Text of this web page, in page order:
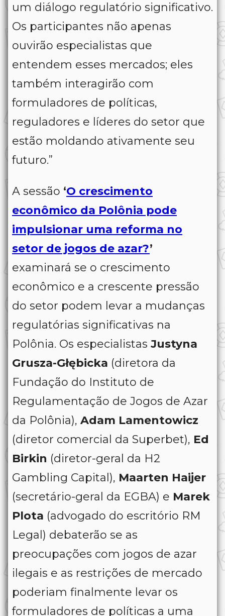
um diálogo regulatório significativo.
Os participantes não apenas
ouvirão especialistas que
entendem esses mercados; eles
também interagirão com
formuladores de políticas,
reguladores e líderes do setor que
estão moldando ativamente seu
futuro.”
A sessão ‘O crescimento
econômico da Polônia pode
impulsionar uma reforma no
setor de jogos de azar?’
examinará se o crescimento
econômico e a crescente pressão
do setor podem levar a mudanças
regulatórias significativas na
Polônia. Os especialistas Justyna
Grusza-Głębicka (diretora da
Fundação do Instituto de
Regulamentação de Jogos de Azar
da Polônia), Adam Lamentowicz
(diretor comercial da Superbet), Ed
Birkin (diretor-geral da H2
Gambling Capital), Maarten Haijer
(secretário-geral da EGBA) e Marek
Plota (advogado do escritório RM
Legal) debaterão se as
preocupações com jogos de azar
ilegais e as restrições de mercado
poderiam finalmente levar os
formuladores de políticas a uma